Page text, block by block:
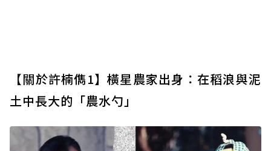
【關於許楠儁1】橫星農家出身：在稻浪與泥
土中長大的「農水勺」